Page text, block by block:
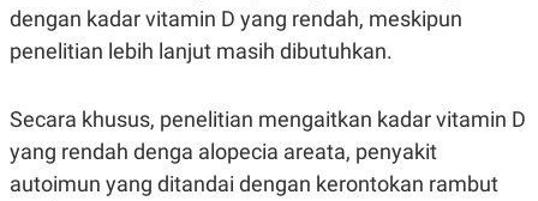
dengan kadar vitamin D yang rendah, meskipun
penelitian lebih lanjut masih dibutuhkan.
Secara khusus, penelitian mengaitkan kadar vitamin D
yang rendah denga alopecia areata, penyakit
autoimun yang ditandai dengan kerontokan rambut